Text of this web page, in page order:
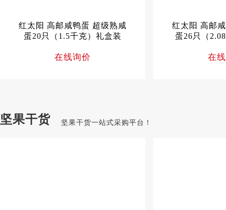
红太阳 高邮咸鸭蛋 超级熟咸
蛋20只（1.5千克）礼盒装
在线询价
红太阳 高邮
蛋26只（
在
坚果干货 坚果干货一站式采购平台！